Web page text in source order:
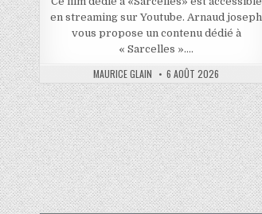
en streaming sur Youtube. Arnaud joseph
vous propose un contenu dédié à
« Sarcelles »….
AUTHOR:
MAURICE GLAIN PUBLISHED
DATE:
6 AOÛT 2026